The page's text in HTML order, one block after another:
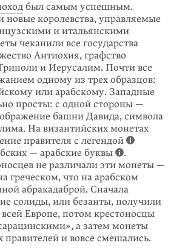
был самым успешным.
новые королевства, управляемые
и итальянскими
чеканили все государства
Антиохия, графство
и Иерусалим. Почти все
одному из трех образцов:
или арабскому. Западные
просты: с одной стороны —
башни Давида, символа
На византий­ских монетах
правителя с легендой
— арабские буквы
.
не различали эти монеты —
греческом, что на арабском
абракадаброй. Сначала
солиды, или безанты, получили
Европе, потом крестоносцы
а затем монеты
правителей и вовсе смешались.